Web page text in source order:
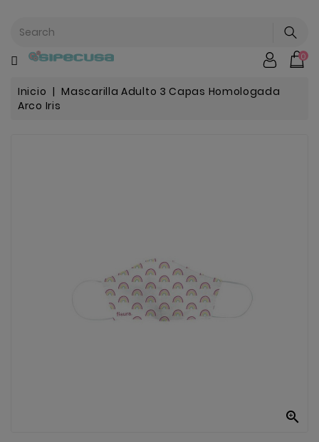
Mochilas
Escolar
0
Inicio
Mascarilla Adulto 3 Capas Homologada
Arco Iris
